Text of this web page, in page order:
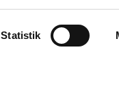
Statistik